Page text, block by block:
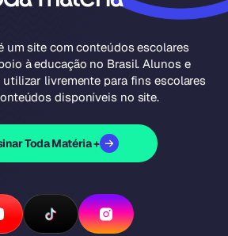
um site com conteúdos escolares
à educação no Brasil. Alunos e
livremente para fins escolares
disponíveis no site.
Toda Matéria +